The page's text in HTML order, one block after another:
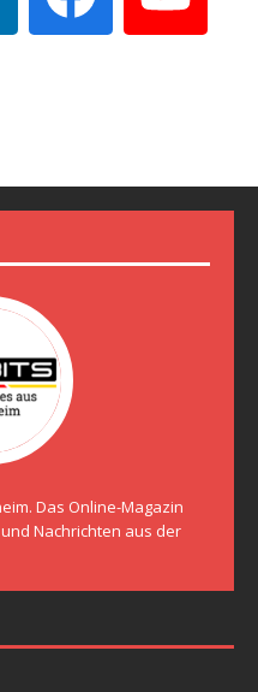
Das Online-Magazin
Nachrichten aus der